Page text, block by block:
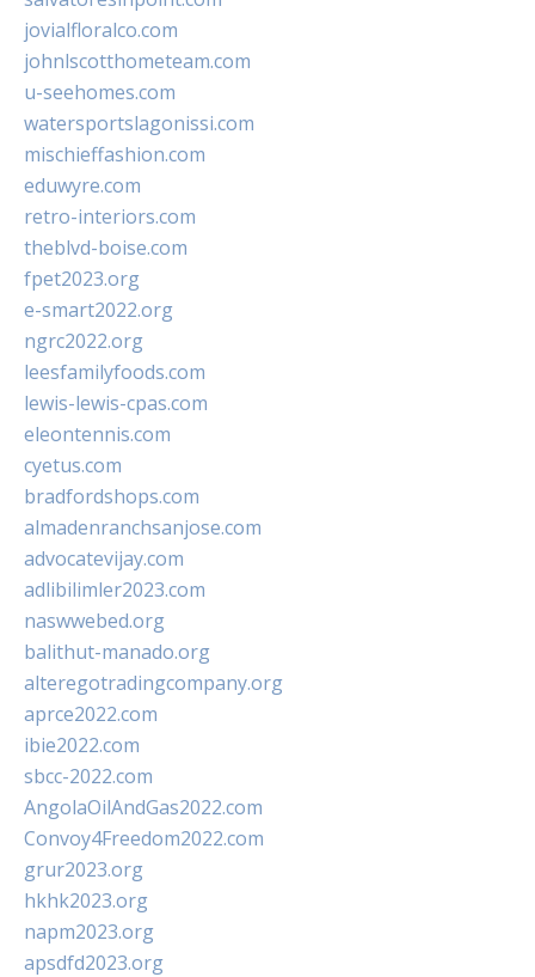
jovialfloralco.com
johnlscotthometeam.com
u-seehomes.com
watersportslagonissi.com
mischieffashion.com
eduwyre.com
retro-interiors.com
theblvd-boise.com
fpet2023.org
e-smart2022.org
ngrc2022.org
leesfamilyfoods.com
lewis-lewis-cpas.com
eleontennis.com
cyetus.com
bradfordshops.com
almadenranchsanjose.com
advocatevijay.com
adlibilimler2023.com
naswwebed.org
balithut-manado.org
alteregotradingcompany.org
aprce2022.com
ibie2022.com
sbcc-2022.com
AngolaOilAndGas2022.com
Convoy4Freedom2022.com
grur2023.org
hkhk2023.org
napm2023.org
apsdfd2023.org